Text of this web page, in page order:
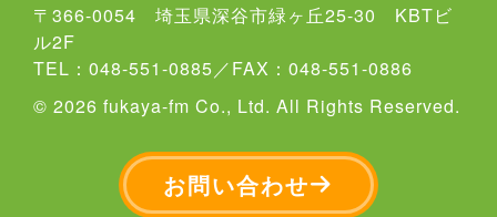
〒366-0054 埼玉県深谷市緑ヶ丘25-30 KBTビ
ル2F
TEL：048-551-0885／FAX：048-551-0886
© 2026 fukaya-fm Co., Ltd. All Rights Reserved.
お問い合わせ